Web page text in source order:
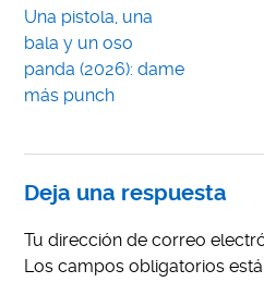
Una pistola, una
bala y un oso
panda (2026): dame
más punch
Deja una respuesta
Tu dirección de correo
Los campos obligatorios